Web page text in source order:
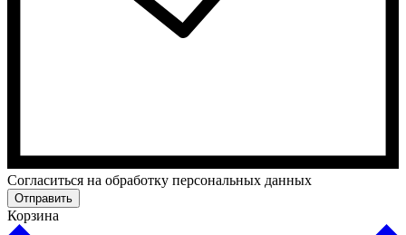
Cогласиться на обработку персональных данных
Отправить
Корзина